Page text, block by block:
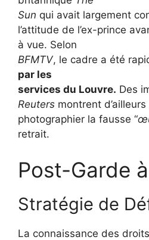
Sun qui avait largement
l’attitude de l’ex-prince
à vue. Selon
BFMTV, le cadre a été
par les
services du Louvre. Des
Reuters montrent
photographier la fausse “
retrait.
Post-Garde
Stratégie de
La connaissance des